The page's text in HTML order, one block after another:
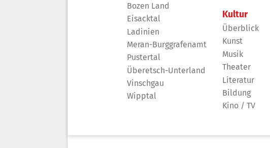
Bozen Land
Eisacktal
Ladinien
Meran-Burggrafenamt
Pustertal
Überetsch-Unterland
Vinschgau
Wipptal
Kultur
Überblick
Kunst
Musik
Theater
Literatur
Bildung
Kino / TV